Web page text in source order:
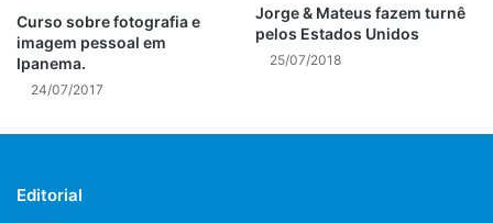
02 de junho, sábado
19h – O Abrigo *inédito no Brasil
19h – Salmon Fishing In The Yemen *inédito no Brasil
Curso sobre fotografia e
imagem pessoal em
Ipanema.
24/07/2017
Jorge & Mateus fazem turnê
pelos Estados Unidos
25/07/2018
Editorial